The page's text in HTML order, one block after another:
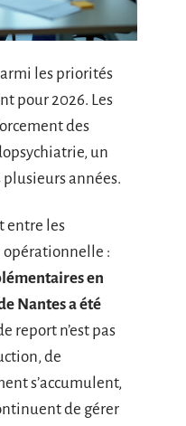
les priorités
pour 2026. Les
des
un
années.
entre les
opérationnelle :
en
Nantes a été
report n’est pas
de
s’accumulent,
de gérer